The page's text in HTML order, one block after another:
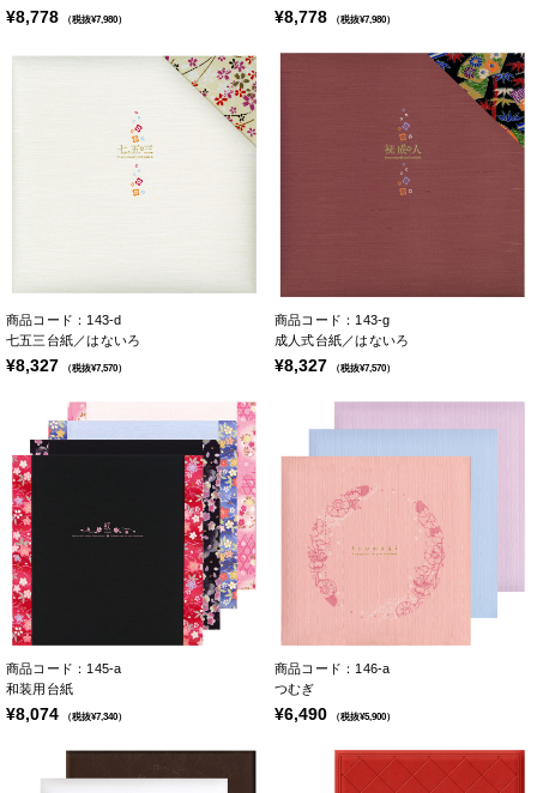
¥8,778 （税抜¥7,980） ¥8,778 （税抜¥7,980）
商品コード：143-d
七五三台紙／はないろ
¥8,327 （税抜¥7,570）
商品コード：143-g
成人式台紙／はないろ
¥8,327 （税抜¥7,570）
商品コード：145-a
和装用台紙
¥8,074 （税抜¥7,340）
商品コード：146-a
つむぎ
¥6,490 （税抜¥5,900）